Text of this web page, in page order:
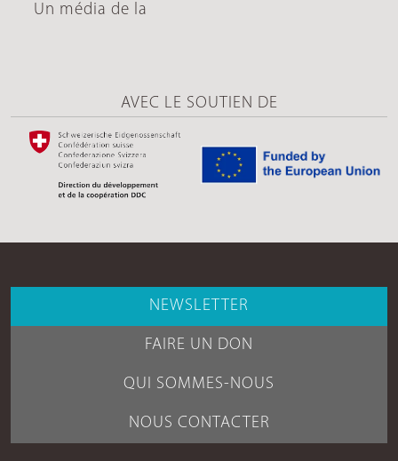
Un média de la
AVEC LE SOUTIEN DE
NEWSLETTER
FAIRE UN DON
QUI SOMMES-NOUS
NOUS CONTACTER